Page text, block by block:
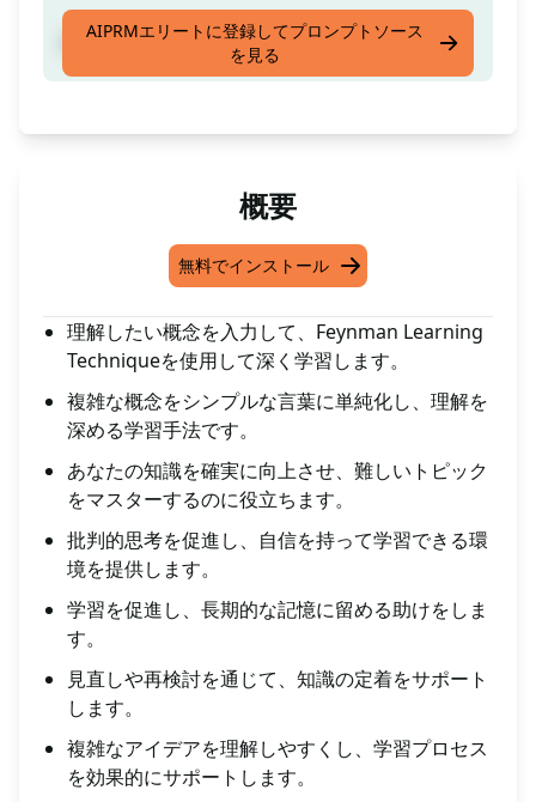
学びたい概念を入力してください
AIPRMエリートに登録してプロンプトソース
を見る
概要
無料でインストール
理解したい概念を入力して、Feynman Learning
Techniqueを使用して深く学習します。
複雑な概念をシンプルな言葉に単純化し、理解を
深める学習手法です。
あなたの知識を確実に向上させ、難しいトピック
をマスターするのに役立ちます。
批判的思考を促進し、自信を持って学習できる環
境を提供します。
学習を促進し、長期的な記憶に留める助けをしま
す。
見直しや再検討を通じて、知識の定着をサポート
します。
複雑なアイデアを理解しやすくし、学習プロセス
を効果的にサポートします。